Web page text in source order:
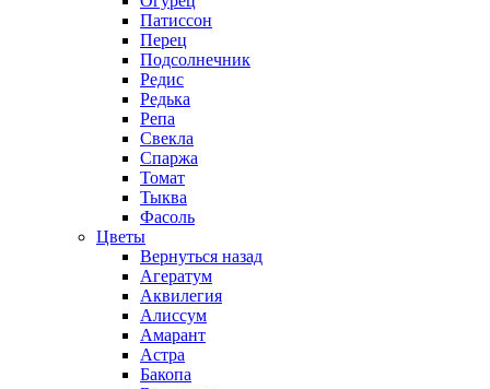
Патиссон
Перец
Подсолнечник
Редис
Редька
Репа
Свекла
Спаржа
Томат
Тыква
Фасоль
Цветы
Вернуться назад
Агератум
Аквилегия
Алиссум
Амарант
Астра
Бакопа